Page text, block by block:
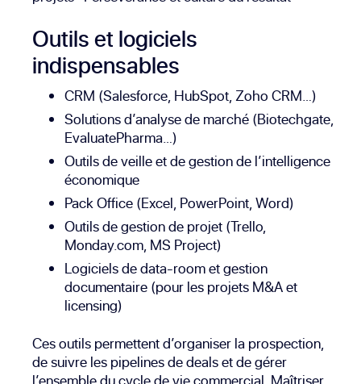
Outils et logiciels
indispensables
CRM (Salesforce, HubSpot, Zoho CRM…)
Solutions d’analyse de marché (Biotechgate,
EvaluatePharma…)
Outils de veille et de gestion de l’intelligence
économique
Pack Office (Excel, PowerPoint, Word)
Outils de gestion de projet (Trello,
Monday.com, MS Project)
Logiciels de data-room et gestion
documentaire (pour les projets M&A et
licensing)
Ces outils permettent d’organiser la prospection,
de suivre les pipelines de deals et de gérer